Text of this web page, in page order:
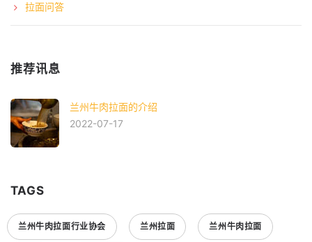
拉面问答
推荐讯息
兰州牛肉拉面的介绍
2022-07-17
TAGS
兰州牛肉拉面行业协会 兰州拉面 兰州牛肉拉面